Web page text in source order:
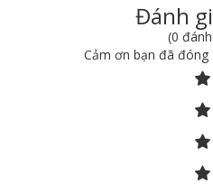
Đánh
(0
Cảm ơn bạn đã